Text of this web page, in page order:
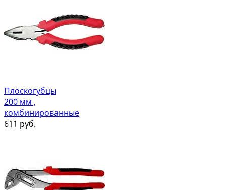
Плоскогубцы
200 мм ,
комбинированные
611 руб.